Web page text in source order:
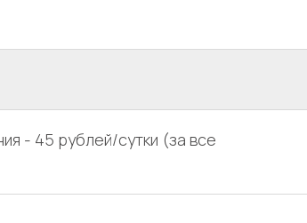
- 45 рублей/сутки (за все